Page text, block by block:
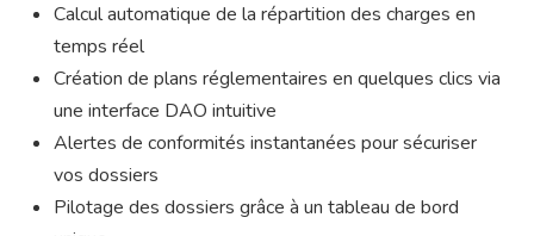
Calcul automatique de la répartition des charges en
temps réel
Création de plans réglementaires en quelques clics via
une interface DAO intuitive
Alertes de conformités instantanées pour sécuriser
vos dossiers
Pilotage des dossiers grâce à un tableau de bord